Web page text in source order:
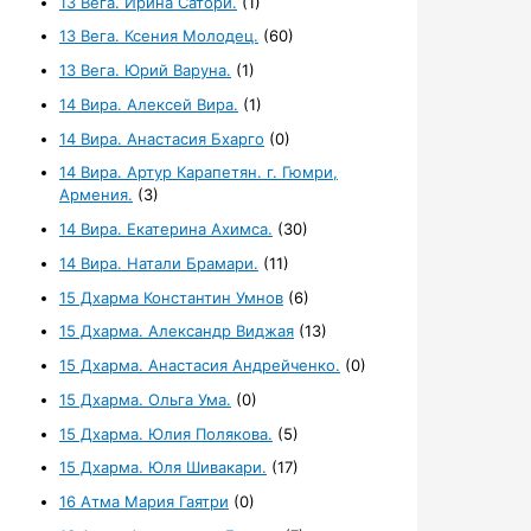
13 Вега. Ксения Молодец. (60)
13 Вега. Юрий Варуна. (1)
14 Вира. Алексей Вира. (1)
14 Вира. Анастасия Бхарго (0)
14 Вира. Артур Карапетян. г. Гюмри,
Армения. (3)
14 Вира. Екатерина Ахимса. (30)
14 Вира. Натали Брамари. (11)
15 Дхарма Константин Умнов (6)
15 Дхарма. Александр Виджая (13)
15 Дхарма. Анастасия Андрейченко. (0)
15 Дхарма. Ольга Ума. (0)
15 Дхарма. Юлия Полякова. (5)
15 Дхарма. Юля Шивакари. (17)
16 Атма Мария Гаятри (0)